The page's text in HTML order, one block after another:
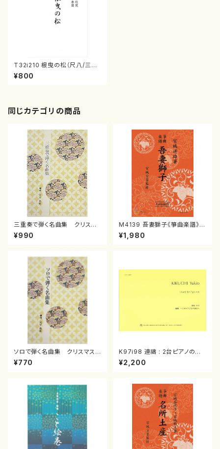
T32i210 根曳の松（尺八/三津
橋勾当/楽譜）都山no番:1062
¥800
同じカテゴリの商品
三重奏で弾く名曲集 クリスマ
スメドレー( 箏2/大平光美 編
曲/楽譜）
¥990
M4139 吾妻獅子《箏曲楽譜》
（箏/宮城道雄著・宮城宗家監修/
箏曲古典楽譜）
¥1,980
ソロで弾く名曲集 クリスマス・
イブ／恋人がサンタクロース(
箏独奏 /大平光美 編曲/楽
¥770
K97i98 連禱 : 2台ピアノのた
めの（2 Pianos / 菊池 幸夫 /
楽譜）
¥2,200